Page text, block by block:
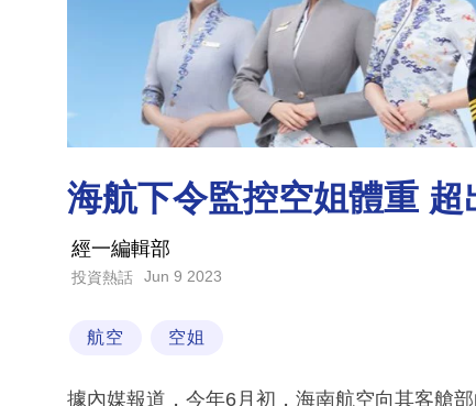
海航下令監控空姐體重
經一編輯部
投資熱話 Jun 9 2023
航空 空姐
據內媒報道，今年6月初，海南航空向其客艙